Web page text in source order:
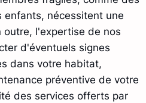
enfants, nécessitent une
outre, l'expertise de nos
d'éventuels signes
dans votre habitat,
préventive de votre
des services offerts par